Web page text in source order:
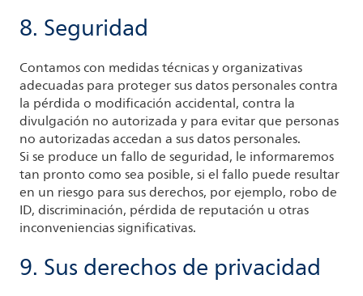
8. Seguridad
Contamos con medidas técnicas y organizativas
adecuadas para proteger sus datos personales contra
la pérdida o modificación accidental, contra la
divulgación no autorizada y para evitar que personas
no autorizadas accedan a sus datos personales.
Si se produce un fallo de seguridad, le informaremos
tan pronto como sea posible, si el fallo puede resultar
en un riesgo para sus derechos, por ejemplo, robo de
ID, discriminación, pérdida de reputación u otras
inconveniencias significativas.
9. Sus derechos de privacidad